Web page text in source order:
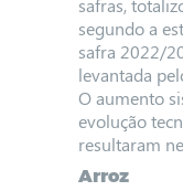
safras,
segundo a
safra 2022/
levantada
O aumento
evolução
resultaram
Arroz